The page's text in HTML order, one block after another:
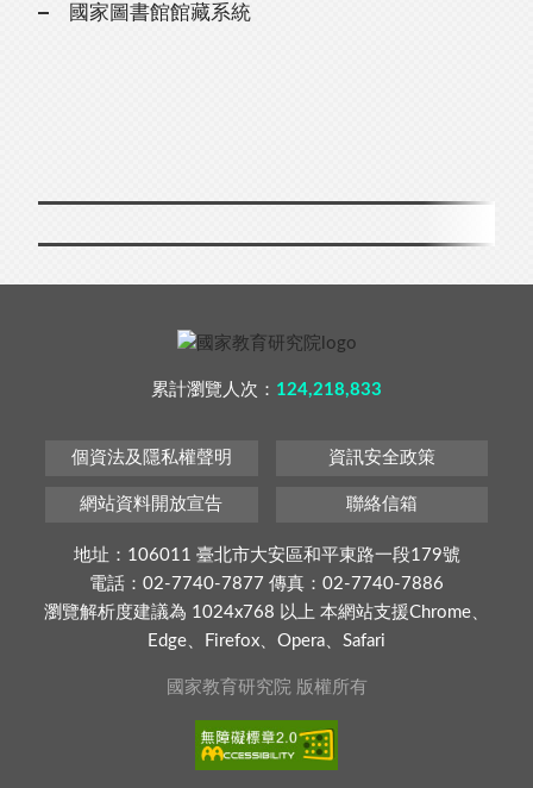
國家圖書館館藏系統
累計瀏覽人次： 124,218,833
個資法及隱私權聲明 資訊安全政策
網站資料開放宣告 聯絡信箱
地址：106011 臺北市大安區和平東路一段179號
電話：02-7740-7877 傳真：02-7740-7886
瀏覽解析度建議為 1024x768 以上 本網站支援Chrome、
Edge、Firefox、Opera、Safari
國家教育研究院 版權所有